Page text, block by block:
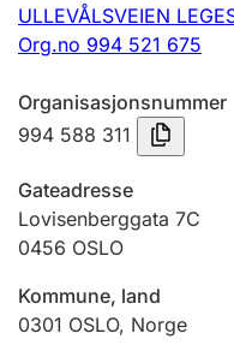
Tinglysing
Jeger
Ektepaktrettleiaren
ULLEVÅLSVEIEN
Org.no 994 521 675
Organisasjonsnummer
994 588 311
Gateadresse
Lovisenberggata 7C
0456 OSLO
Kommune, land
0301 OSLO, Norge